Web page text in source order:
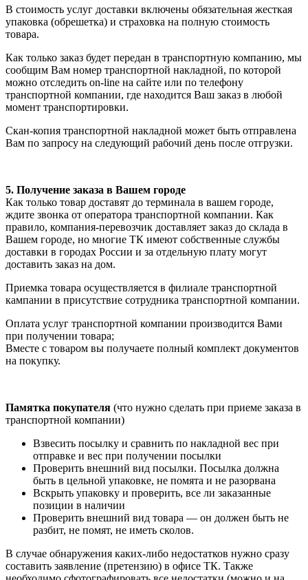
В стоимость услуг доставки включены обязательная жесткая
упаковка (обрешетка) и страховка на полную стоимость
товара.
Как только заказ будет передан в транспортную компанию, мы
сообщим Вам номер транспортной накладной, по которой
можно отследить on-line на сайте или по телефону
транспортной компании, где находится Ваш заказ в любой
момент транспортировки.
Скан-копия транспортной накладной может быть отправлена
Вам по запросу на следующий рабочий день после отгрузки.
5. Получение заказа в Вашем городе
Как только товар доставят до терминала в вашем городе,
ждите звонка от оператора транспортной компании. Как
правило, компания-перевозчик доставляет заказ до склада в
Вашем городе, но многие ТК имеют собственные службы
доставки в городах России и за отдельную плату могут
доставить заказ на дом.
Приемка товара осуществляется в филиале транспортной
кампании в присутствие сотрудника транспортной компании.
Оплата услуг транспортной компании производится Вами
при получении товара;
Вместе с товаром вы получаете полный комплект документов
на покупку.
Памятка покупателя (что нужно сделать при приеме заказа в
транспортной компании)
Взвесить посылку и сравнить по накладной вес при
отправке и вес при получении посылки
Проверить внешний вид посылки. Посылка должна
быть в цельной упаковке, не помята и не разорвана
Вскрыть упаковку и проверить, все ли заказанные
позиции в наличии
Проверить внешний вид товара — он должен быть не
разбит, не помят, не иметь сколов.
В случае обнаружения каких-либо недостатков нужно сразу
составить заявление (претензию) в офисе ТК. Также